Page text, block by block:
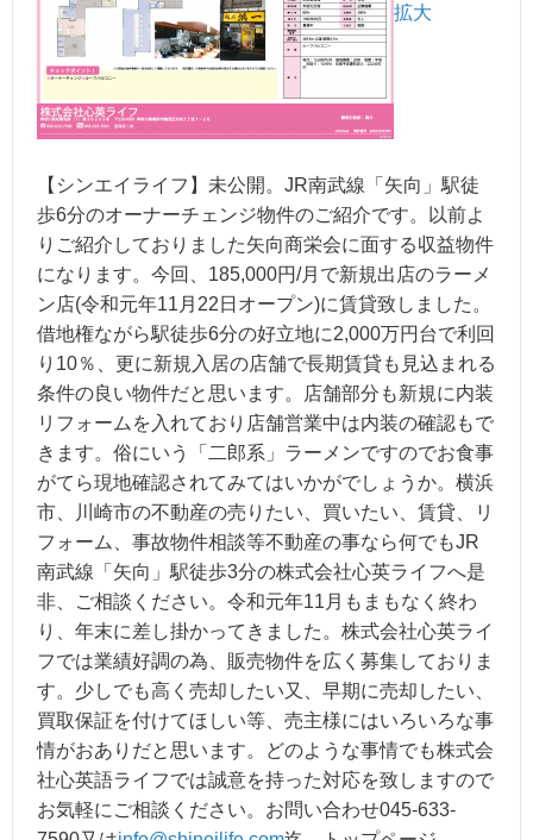
拡大
【シンエイライフ】未公開。JR南武線「矢向」駅徒
歩6分のオーナーチェンジ物件のご紹介です。以前よ
りご紹介しておりました矢向商栄会に面する収益物件
になります。今回、185,000円/月で新規出店のラーメ
ン店(令和元年11月22日オープン)に賃貸致しました。
借地権ながら駅徒歩6分の好立地に2,000万円台で利回
り10％、更に新規入居の店舗で長期賃貸も見込まれる
条件の良い物件だと思います。店舗部分も新規に内装
リフォームを入れており店舗営業中は内装の確認もで
きます。俗にいう「二郎系」ラーメンですのでお食事
がてら現地確認されてみてはいかがでしょうか。横浜
市、川崎市の不動産の売りたい、買いたい、賃貸、リ
フォーム、事故物件相談等不動産の事なら何でもJR
南武線「矢向」駅徒歩3分の株式会社心英ライフへ是
非、ご相談ください。令和元年11月もまもなく終わ
り、年末に差し掛かってきました。株式会社心英ライ
フでは業績好調の為、販売物件を広く募集しておりま
す。少しでも高く売却したい又、早期に売却したい、
買取保証を付けてほしい等、売主様にはいろいろな事
情がおありだと思います。どのような事情でも株式会
社心英語ライフでは誠意を持った対応を致しますので
お気軽にご相談ください。お問い合わせ045-633-